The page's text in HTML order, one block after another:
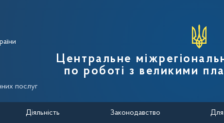
Державної податкової
послуг
Центральне
по роботі з великими
Діяльність Законодавство Для